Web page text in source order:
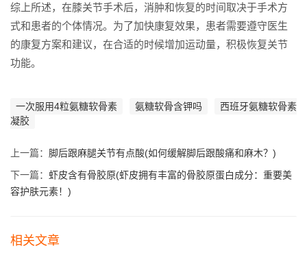
综上所述，在膝关节手术后，消肿和恢复的时间取决于手术方
式和患者的个体情况。为了加快康复效果，患者需要遵守医生
的康复方案和建议，在合适的时候增加运动量，积极恢复关节
功能。
一次服用4粒氨糖软骨素 氨糖软骨含钾吗
西班牙氨糖软骨素
凝胶
上一篇：
脚后跟麻腿关节有点酸(如何缓解脚后跟酸痛和麻木？)
下一篇： 虾皮含有骨胶原(虾皮拥有丰富的骨胶原蛋白成分：重要美
容护肤元素！)
相关文章